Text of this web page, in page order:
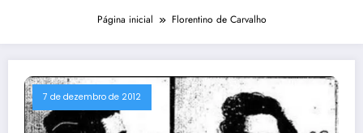
Página inicial Florentino de Carvalho
7 de dezembro de 2012